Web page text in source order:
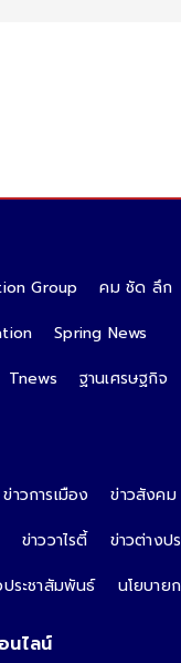
Group
คม ชัด ลึก
Spring News
Tnews ฐานเศรษฐกิจ
ข่าวการเมือง ข่าวสังคม
ข่าววาไรตี้
ข่าวต่างป
ประชาสัมพันธ์ นโยบาย
ไลน์